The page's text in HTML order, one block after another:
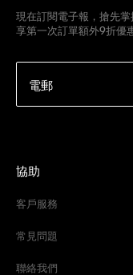
現在訂閱電子報，搶先
享第一次訂單額外9折優惠
電郵
協助
客戶服務
常見問題
聯絡我們